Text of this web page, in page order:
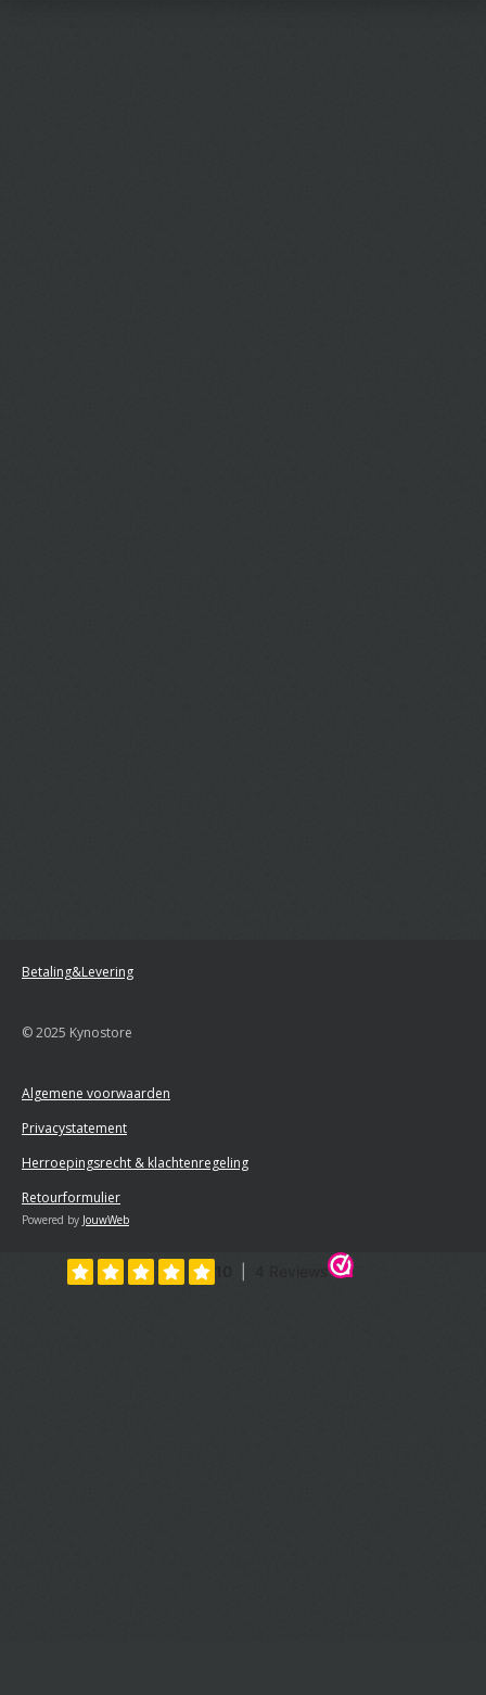
Betaling&Levering
© 2025 Kynostore
Algemene voorwaarden
Privacystatement
Herroepingsrecht & klachtenregeling
Retourformulier
Powered by JouwWeb